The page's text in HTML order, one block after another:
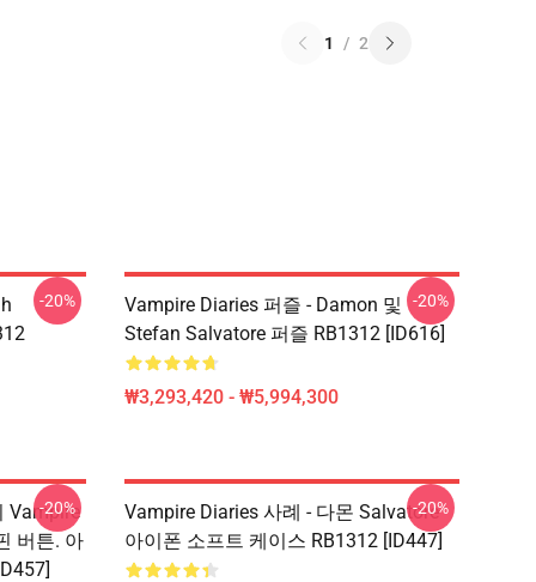
1 / 2
-20%
Vampire Diaries 퍼즐 - Damon 및
Stefan Salvatore 퍼즐 RB1312 [ID616]
₩3,293,420 - ₩5,994,300
-20%
Vampire
버튼. 아
-20%
Vampire Diaries 사례 - 다몬 Salvatore
아이폰 소프트 케이스 RB1312 [ID447]
-20%